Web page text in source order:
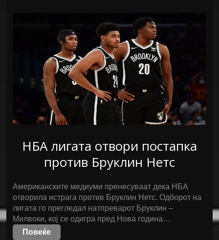
НБА лигата отвори постапка
против Бруклин Нетс
Американските медиуми пренесуваат дека НБА
отворила истрага против Бруклин Нетс. Одборот на
лигата го прегледал натпреварот Бруклин –
Милвоки, кој се одигра пред Нова година…
Повеќе